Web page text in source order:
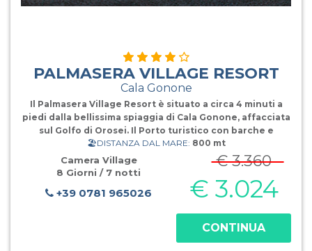
PALMASERA VILLAGE RESORT
Cala Gonone
Il Palmasera Village Resort è situato a circa 4 minuti a
piedi dalla bellissima spiaggia di Cala Gonone, affacciata
sul Golfo di Orosei. Il Porto turistico con barche e
gommoni che raggiungono spiagge e grotte marine
fanno di Cala Gonone una vivace e gradevole località
turistica. Il Re
🏖️DISTANZA DAL MARE: 800 mt
Camera Village
8 Giorni / 7 notti
+39 0781 965026
€ 3.360
€ 3.024
CONTINUA